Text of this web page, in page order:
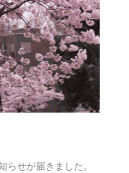
せが届きました。